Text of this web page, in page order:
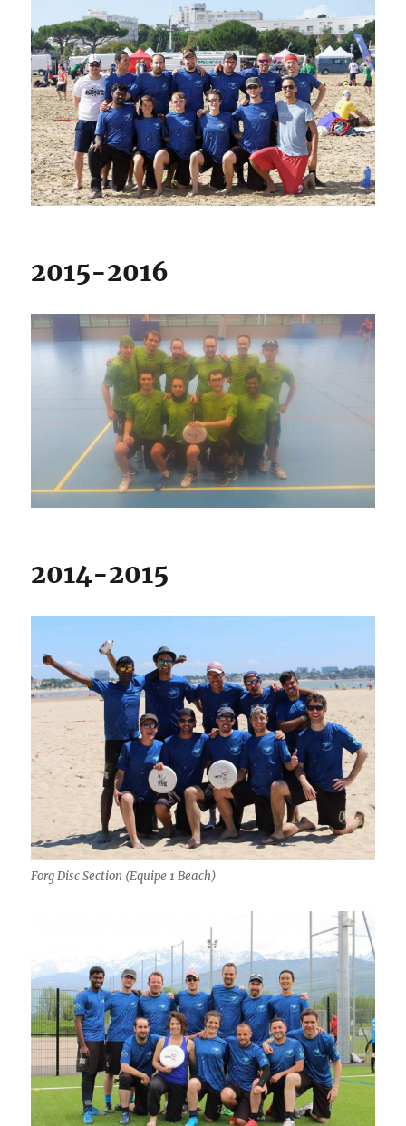
2015-2016
2014-2015
Forg Disc Section (Equipe 1 Beach)